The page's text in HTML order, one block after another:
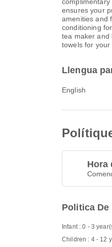
ensures your
amenities and
conditioning
tea maker and
towels for your
Llengua
English
Hora
Politica
Infant : 0 - 3
Children : 4 - 12